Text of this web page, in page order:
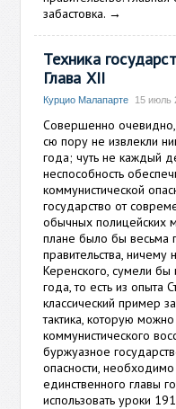
забастовка. →
Техника
Глава XII
Курцио Малапарте 15 июль
Совершенно очевидно,
сю пору не извлекли
года; чуть не каждый
неспособность
коммунистической
государство от
обычных полицейских
плане было бы весьма
правительства,
Керенского, сумели бы
года, то есть из опыта
классический пример
тактика, которую
коммунистического
буржуазное
опасности, необходимо
единственного главы
использовать уроки